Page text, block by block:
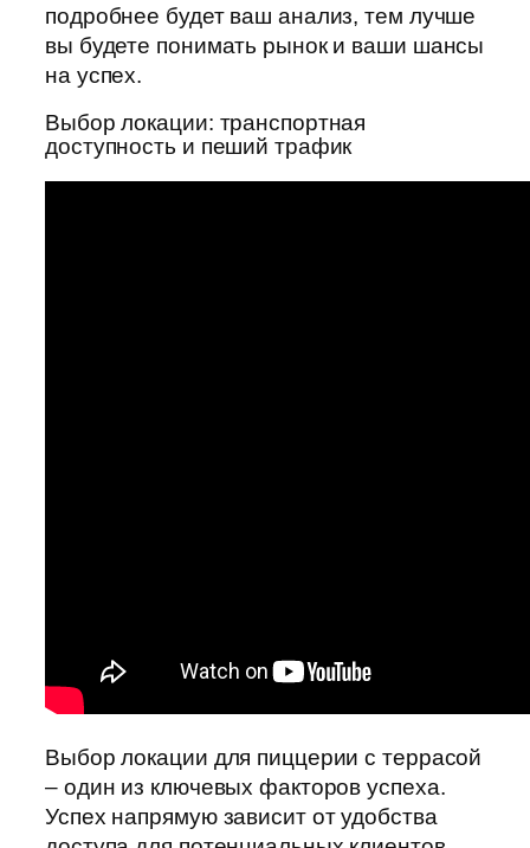
подробнее будет ваш анализ, тем лучше
вы будете понимать рынок и ваши шансы
на успех.
Выбор локации: транспортная
доступность и пеший трафик
Выбор локации для пиццерии с террасой
– один из ключевых факторов успеха.
Успех напрямую зависит от удобства